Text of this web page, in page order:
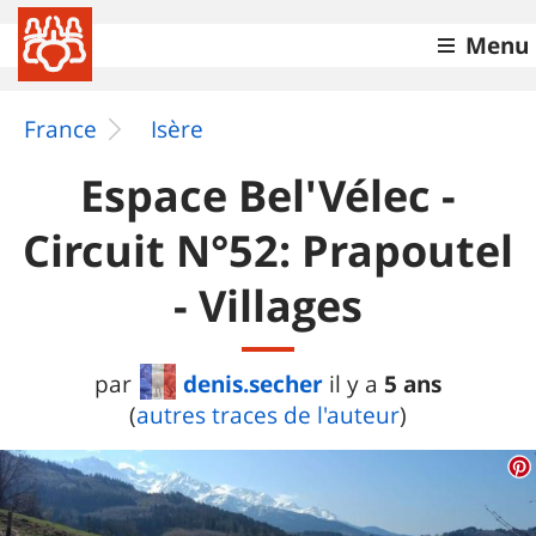
Menu
France Isère
Espace Bel'Vélec -
Circuit N°52: Prapoutel
- Villages
par denis.secher il y a 5 ans
(autres traces de l'auteur)